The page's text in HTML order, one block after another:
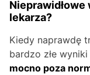
lekarza?
Kiedy naprawdę
bardzo złe
mocno poza